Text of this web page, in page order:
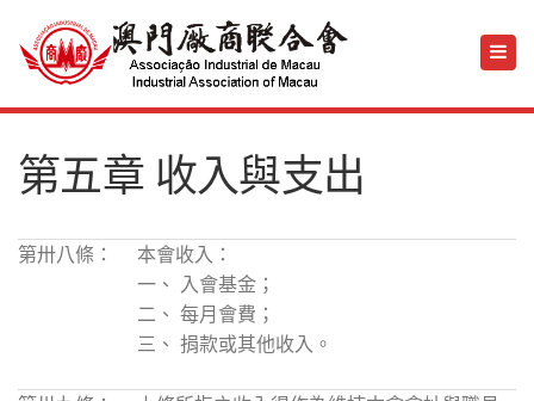
第五章 收入與支出
第卅八條：
本會收入：
一、 入會基金；
二、 每月會費；
三、 捐款或其他收入。